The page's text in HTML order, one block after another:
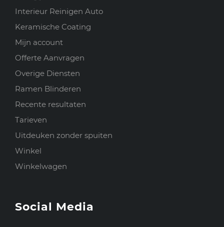
Interieur Reinigen Auto
Keramische Coating
Mijn account
Offerte Aanvragen
Overige Diensten
Ramen Blinderen
Recente resultaten
Tarieven
Uitdeuken zonder spuiten
Winkel
Winkelwagen
Social Media